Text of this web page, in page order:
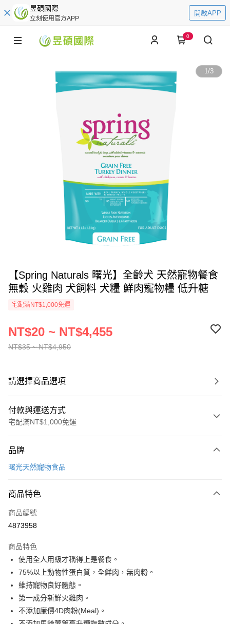
昱碩國際
立刻使用官方APP
開啟APP
0
1/3
【Spring Naturals 曙光】全齡犬 天然寵物餐食
無穀 火雞肉 犬飼料 犬糧 鮮肉寵物糧 低升糖
宅配滿NT$1,000免運
NT$35 ~ NT$4,950
NT$20 ~ NT$4,455
請選擇商品選項
付款與運送方式
宅配滿NT$1,000免運
信用卡一次付款
Apple Pay
Google Pay
新竹貨運宅配
每筆NT$100，滿NT$1,000(含以上)免運費
祥億貨運
每筆NT$100，滿NT$1,000(含以上)免運費
離島宅配
品牌
曙光天然寵物食品
商品特色
商品編號
4873958
商品特色
使用全人用級才稱得上是餐食。
75%以上動物性蛋白質，全鮮肉，無肉粉。
維持寵物良好體態。
第一成分新鮮火雞肉。
不添加廉價4D肉粉(Meal)。